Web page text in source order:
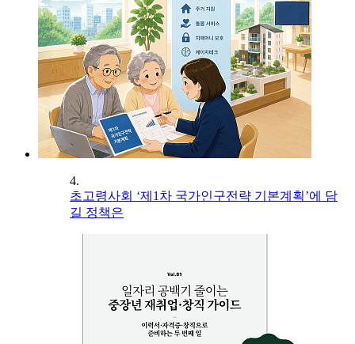
4.
초고령사회 ‘제1차 국가인구전략 기본계획’에 담
길 정책은